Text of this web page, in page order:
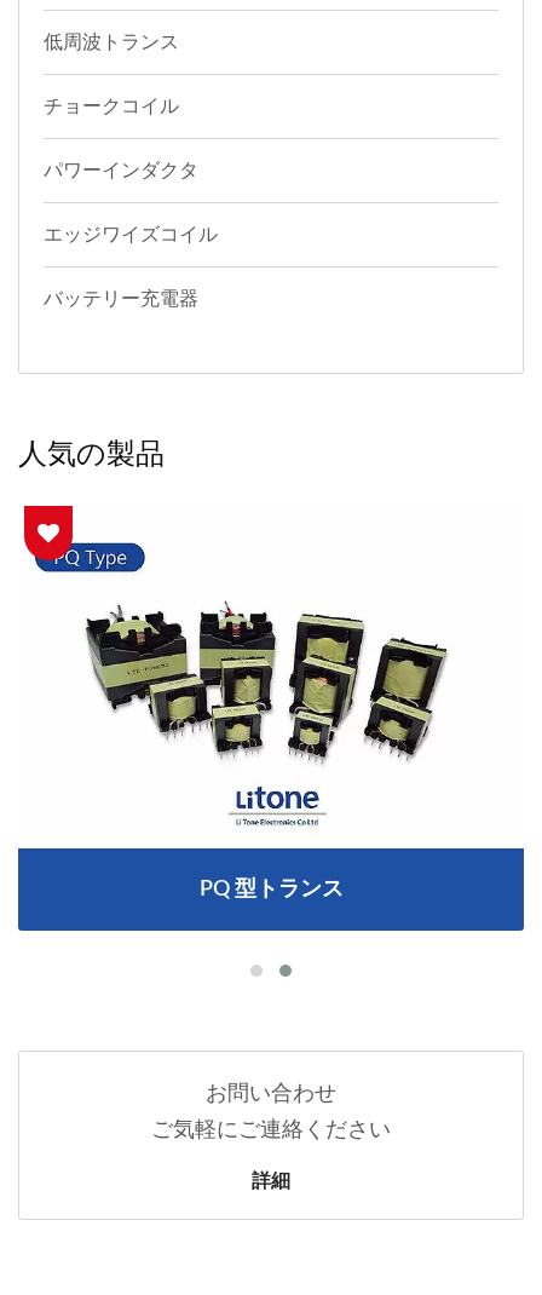
低周波トランス
チョークコイル
パワーインダクタ
エッジワイズコイル
バッテリー充電器
人気の製品
PQ 型トランス
お問い合わせ
ご気軽にご連絡ください
詳細